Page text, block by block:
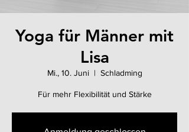
Yoga für Männer mit
Lisa
Mi., 10. Juni
  |
Schladming
Für mehr Flexibilität und Stärke